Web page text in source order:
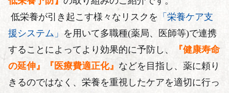
低栄養が引き起こす様々なリスクを 「栄養ケア支
援システム」 を用いて多職種(薬局、医師等)で連携
することによってより効果的に予防し、
『健康寿命
の延伸』『医療費適正化』 などを目指し、薬に頼り
きるのではなく、栄養を重視したケアを適切に行っ